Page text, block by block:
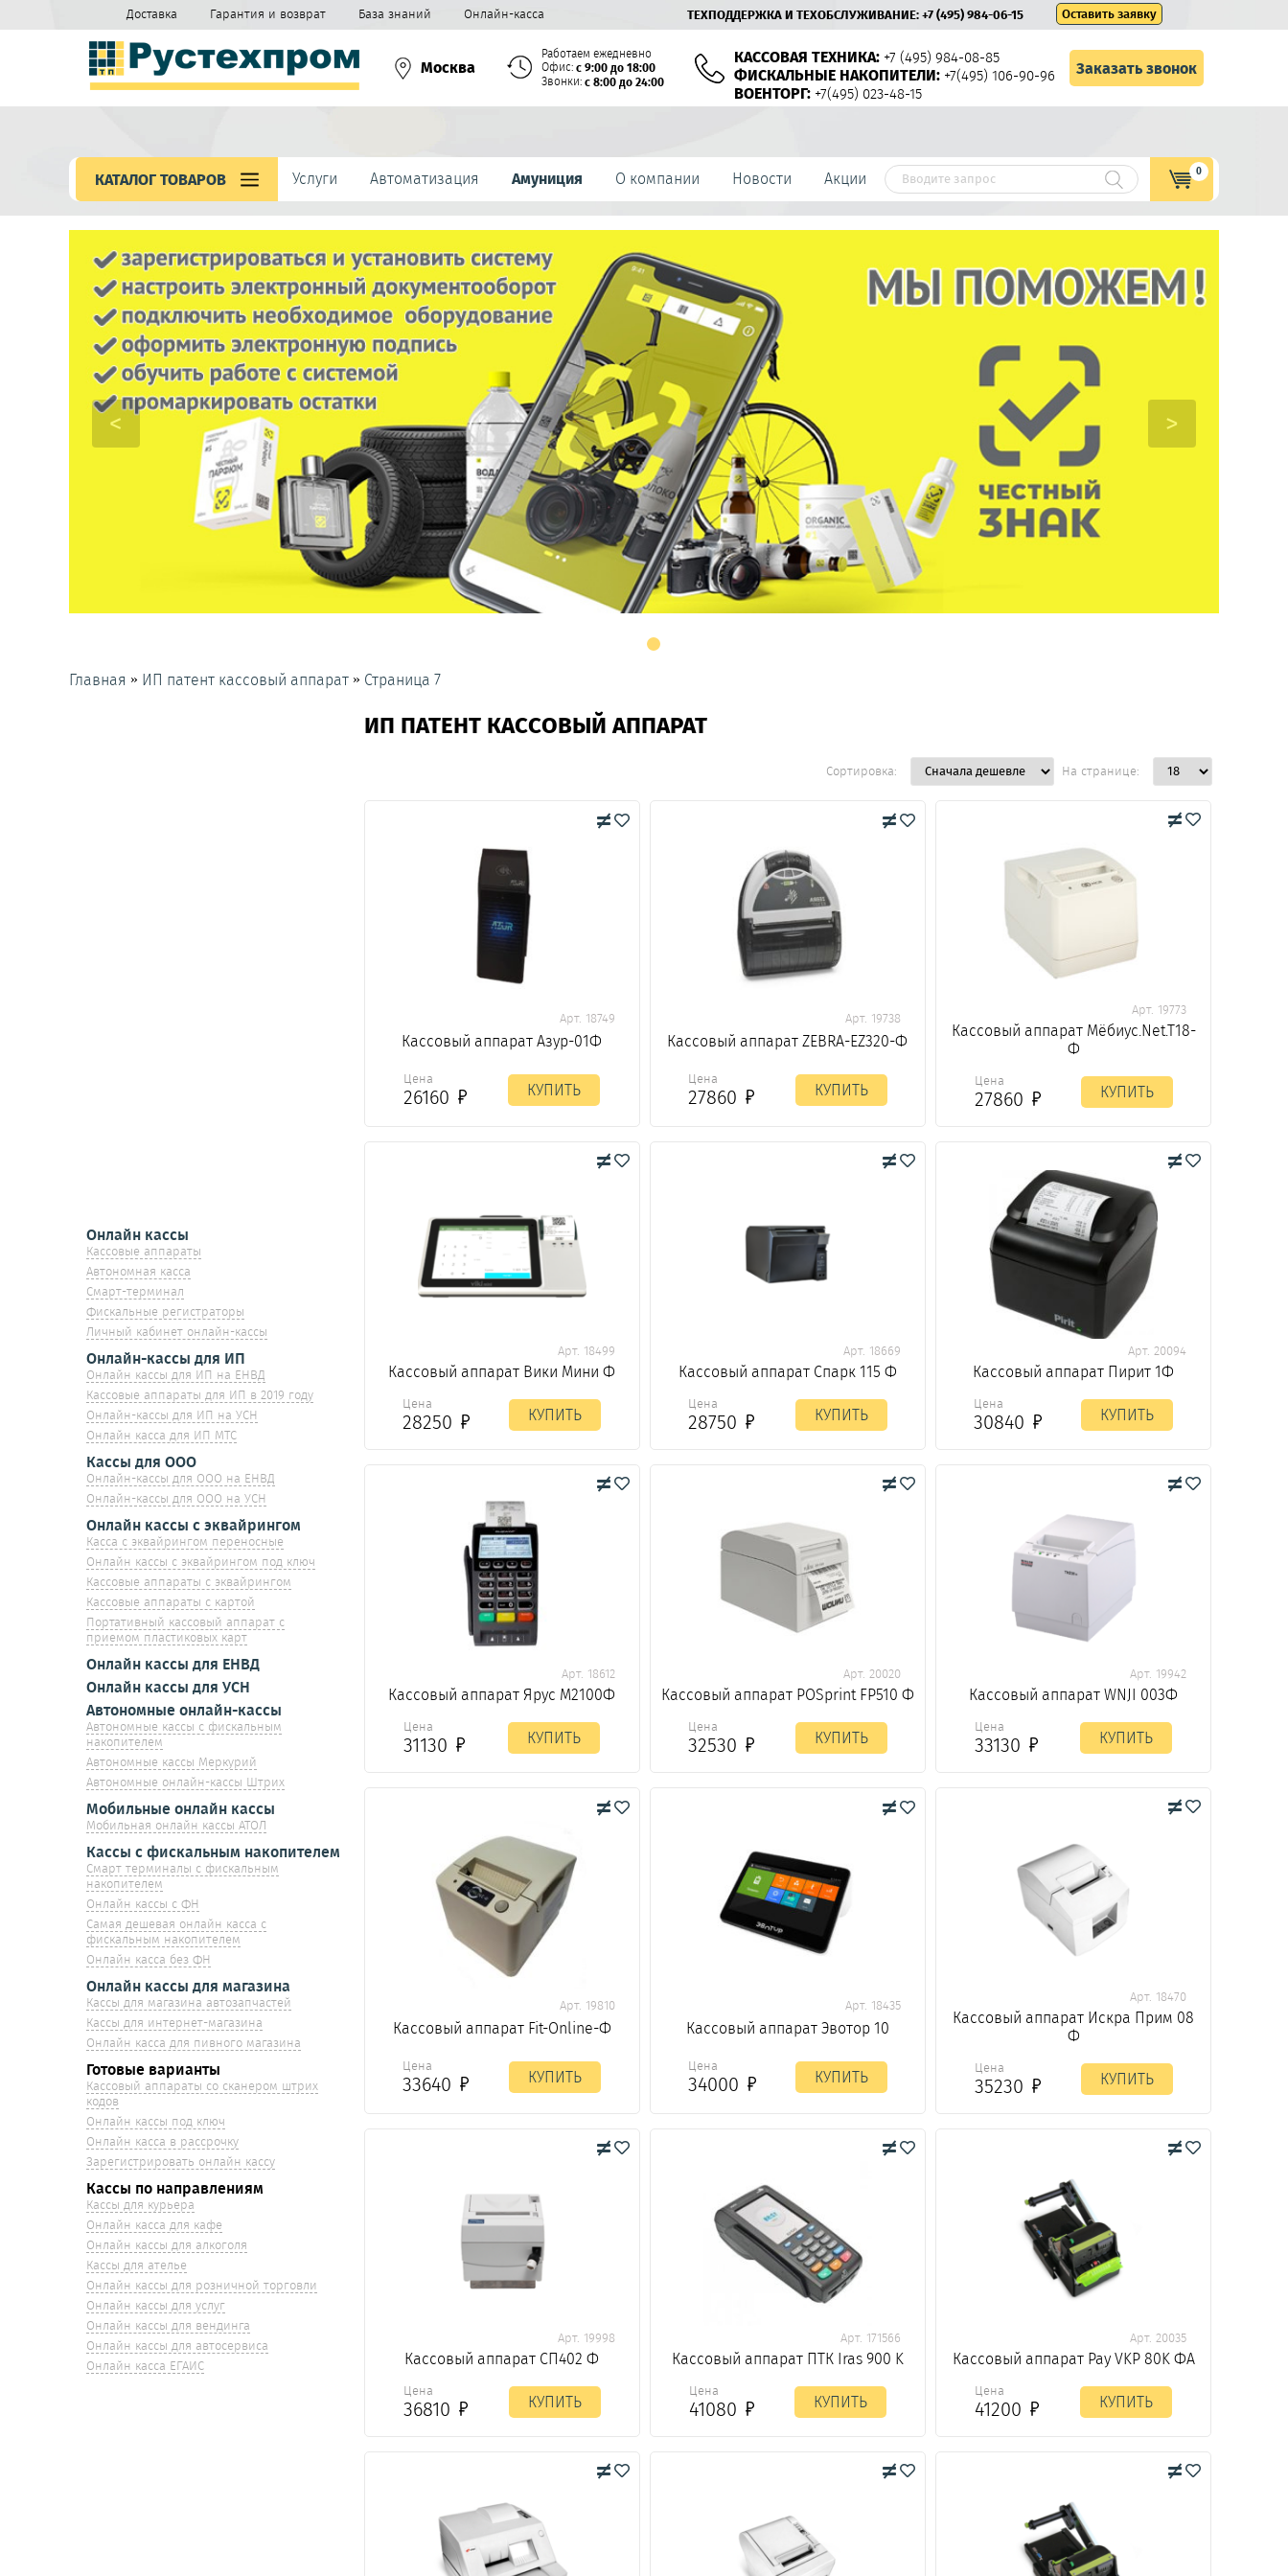
Доставка Гарантия и возврат База знаний Онлайн-касса ТЕХПОДДЕРЖКА И ТЕХОБСЛУЖИВАНИЕ: +7 (495) 984-06-15 Оставить заявку
Москва
Работаем ежедневно
Офис: с 9:00 до 18:00
Звонки: с 8:00 до 24:00
КАССОВАЯ ТЕХНИКА: +7 (495) 984-08-85
ФИСКАЛЬНЫЕ НАКОПИТЕЛИ: +7(495) 106-90-96
ВОЕНТОРГ: +7(495) 023-48-15
Заказать звонок
КАТАЛОГ ТОВАРОВ Услуги Автоматизация Амуниция О компании Новости Акции 0
< >
Главная » ИП патент кассовый аппарат » Страница 7
Онлайн кассы
Кассовые аппараты
Автономная касса
Смарт-терминал
Фискальные регистраторы
Личный кабинет онлайн-кассы
Онлайн-кассы для ИП
Онлайн кассы для ИП на ЕНВД
Кассовые аппараты для ИП в 2019 году
Онлайн-кассы для ИП на УСН
Онлайн касса для ИП МТС
Кассы для ООО
Онлайн-кассы для ООО на ЕНВД
Онлайн-кассы для ООО на УСН
Онлайн кассы с эквайрингом
Касса с эквайрингом переносные
Онлайн кассы с эквайрингом под ключ
Кассовые аппараты с эквайрингом
Кассовые аппараты с картой
Портативный кассовый аппарат с
приемом пластиковых карт
Онлайн кассы для ЕНВД
Онлайн кассы для УСН
Автономные онлайн-кассы
Автономные кассы с фискальным
накопителем
Автономные кассы Меркурий
Автономные онлайн-кассы Штрих
Мобильные онлайн кассы
Мобильная онлайн кассы АТОЛ
Кассы с фискальным накопителем
Смарт терминалы с фискальным
накопителем
Онлайн кассы с ФН
Самая дешевая онлайн касса с
фискальным накопителем
Онлайн касса без ФН
Онлайн кассы для магазина
Кассы для магазина автозапчастей
Кассы для интернет-магазина
Онлайн касса для пивного магазина
Готовые варианты
Кассовый аппараты со сканером штрих
кодов
Онлайн кассы под ключ
Онлайн касса в рассрочку
Зарегистрировать онлайн кассу
Кассы по направлениям
Кассы для курьера
Онлайн касса для кафе
Онлайн кассы для алкоголя
Кассы для ателье
Онлайн кассы для розничной торговли
Онлайн кассы для услуг
Онлайн кассы для вендинга
Онлайн кассы для автосервиса
Онлайн касса ЕГАИС
ИП ПАТЕНТ КАССОВЫЙ АППАРАТ
Сортировка: На странице:
Арт. 18749
Кассовый аппарат Азур-01Ф
Цена
26160 КУПИТЬ
Арт. 19738
Кассовый аппарат ZEBRA-EZ320-Ф
Цена
27860 КУПИТЬ
Арт. 19773
Кассовый аппарат Мёбиус.Net.T18-
Ф
Цена
27860 КУПИТЬ
Арт. 18499
Кассовый аппарат Вики Мини Ф
Цена
28250 КУПИТЬ
Арт. 18669
Кассовый аппарат Спарк 115 Ф
Цена
28750 КУПИТЬ
Арт. 20094
Кассовый аппарат Пирит 1Ф
Цена
30840 КУПИТЬ
Арт. 18612
Кассовый аппарат Ярус М2100Ф
Цена
31130 КУПИТЬ
Арт. 20020
Кассовый аппарат POSprint FP510 Ф
Цена
32530 КУПИТЬ
Арт. 19942
Кассовый аппарат WNJI 003Ф
Цена
33130 КУПИТЬ
Арт. 19810
Кассовый аппарат Fit-Online-Ф
Цена
33640 КУПИТЬ
Арт. 18435
Кассовый аппарат Эвотор 10
Цена
34000 КУПИТЬ
Арт. 18470
Кассовый аппарат Искра Прим 08
Ф
Цена
35230 КУПИТЬ
Арт. 19998
Кассовый аппарат СП402 Ф
Цена
36810 КУПИТЬ
Арт. 171566
Кассовый аппарат ПТК Iras 900 K
Цена
41080 КУПИТЬ
Арт. 20035
Кассовый аппарат Pay VKP 80K ФА
Цена
41200 КУПИТЬ